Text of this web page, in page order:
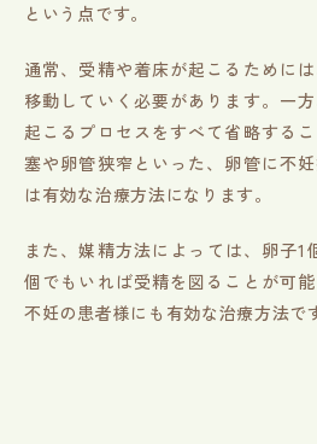
という点です。
通常、受精や着床が起こるために
移動していく必要があります。一
起こるプロセスをすべて省略する
塞や卵管狭窄といった、卵管に不
は有効な治療方法になります。
また、媒精方法によっては、卵子1
個でもいれば受精を図ることが可
不妊の患者様にも有効な治療方法で